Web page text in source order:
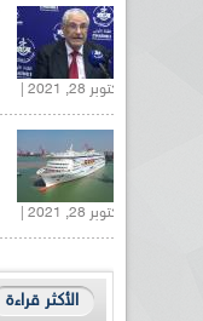
أكتوبر 28, 2021 |
أكتوبر 28, 2021 |
الأكثر قراءة